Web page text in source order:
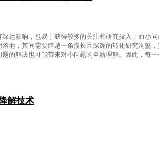
远影响，也易于获得较多的关注和研究投入；而小问
地，其间需要跨越一条漫长且深邃的转化研究沟壑
的解决也可能带来对小问题的全新理解。因此，每一
解技术